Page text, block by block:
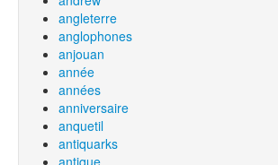
angleterre
anglophones
anjouan
année
années
anniversaire
anquetil
antiquarks
antique